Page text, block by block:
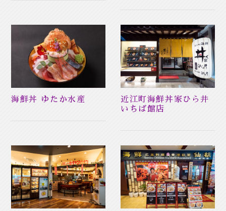
海鮮丼 ゆたか水産
近江町海鮮丼家ひら井
いちば館店